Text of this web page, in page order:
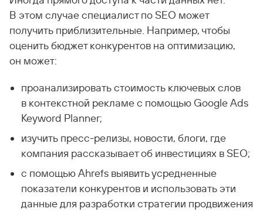
В этом случае специалист по SEO может
получить приблизительные. Например, чтобы
оценить бюджет конкурентов на оптимизацию,
он может:
проанализировать стоимость ключевых слов
в контекстной рекламе с помощью Google Ads
Keyword Planner;
изучить пресс-релизы, новости, блоги, где
компания рассказывает об инвестициях в SEO;
с помощью Ahrefs выявить усредненные
показатели конкурентов и использовать эти
данные для разработки стратегии продвижения